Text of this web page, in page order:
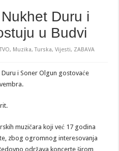
Duru i
u Budvi
, Muzika,Turska,Vijesti, ZABAVA
i Soner Olgun gostovaće
muzičara koji već 17 godina
zbog ogromnog interesovanja
održava koncerte širom